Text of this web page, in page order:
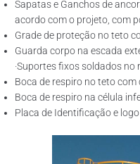
Sapatas e Ganchos de
acordo com o projeto, com
Grade de proteção no teto
Guarda corpo na escada
·Suportes fixos soldados
Boca de respiro no teto com
Boca de respiro na célula
Placa de Identificação e